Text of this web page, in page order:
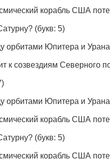
корабль США
(букв: 5)
орбитами Юпитера и
к созвездиям Северного
орбитами Юпитера и
корабль США
(букв: 5)
корабль США